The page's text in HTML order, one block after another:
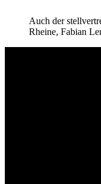
Auch der
Rheine, Fabian